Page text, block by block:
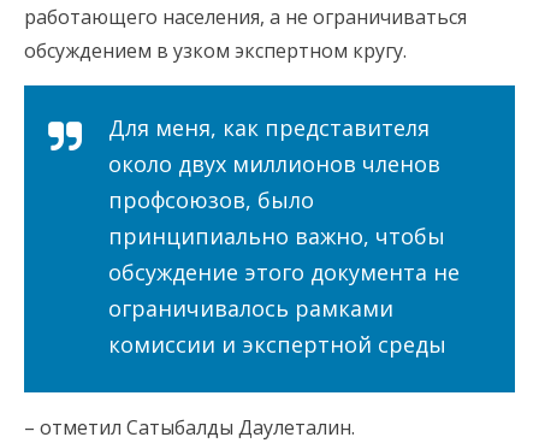
работающего населения, а не ограничиваться
обсуждением в узком экспертном кругу.
Для меня, как представителя
около двух миллионов членов
профсоюзов, было
принципиально важно, чтобы
обсуждение этого документа не
ограничивалось рамками
комиссии и экспертной среды
– отметил Сатыбалды Даулеталин.